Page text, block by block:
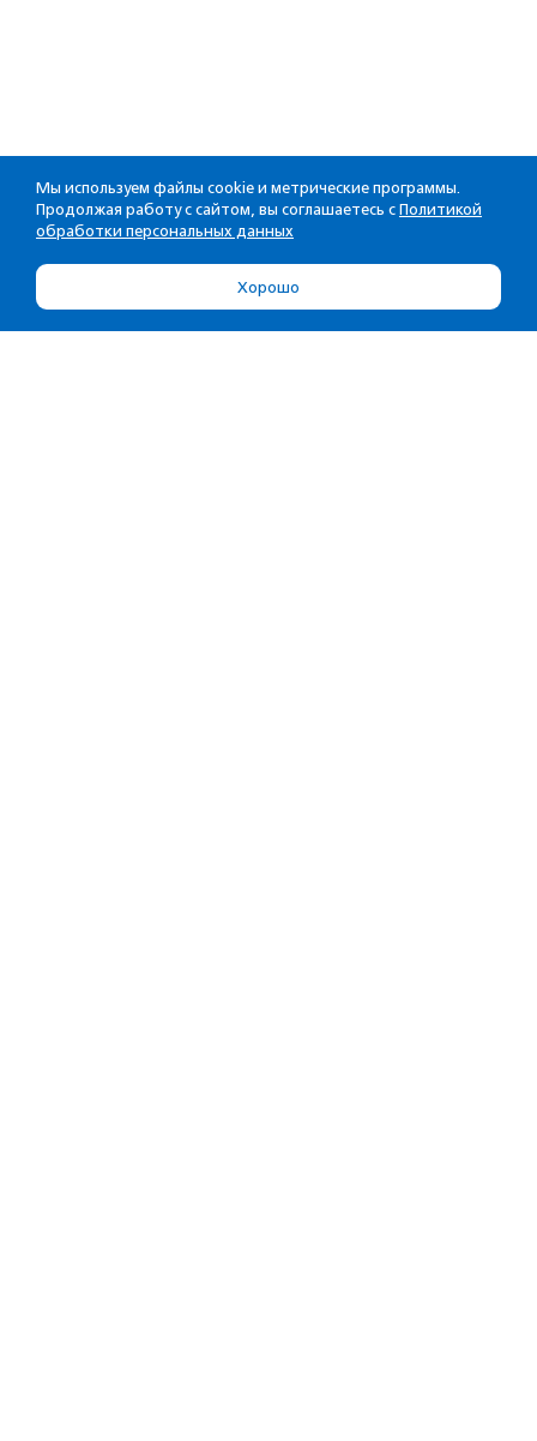
Мы используем файлы cookie и метрические программы.
Продолжая работу с сайтом, вы соглашаетесь с Политикой
обработки персональных данных
Хорошо